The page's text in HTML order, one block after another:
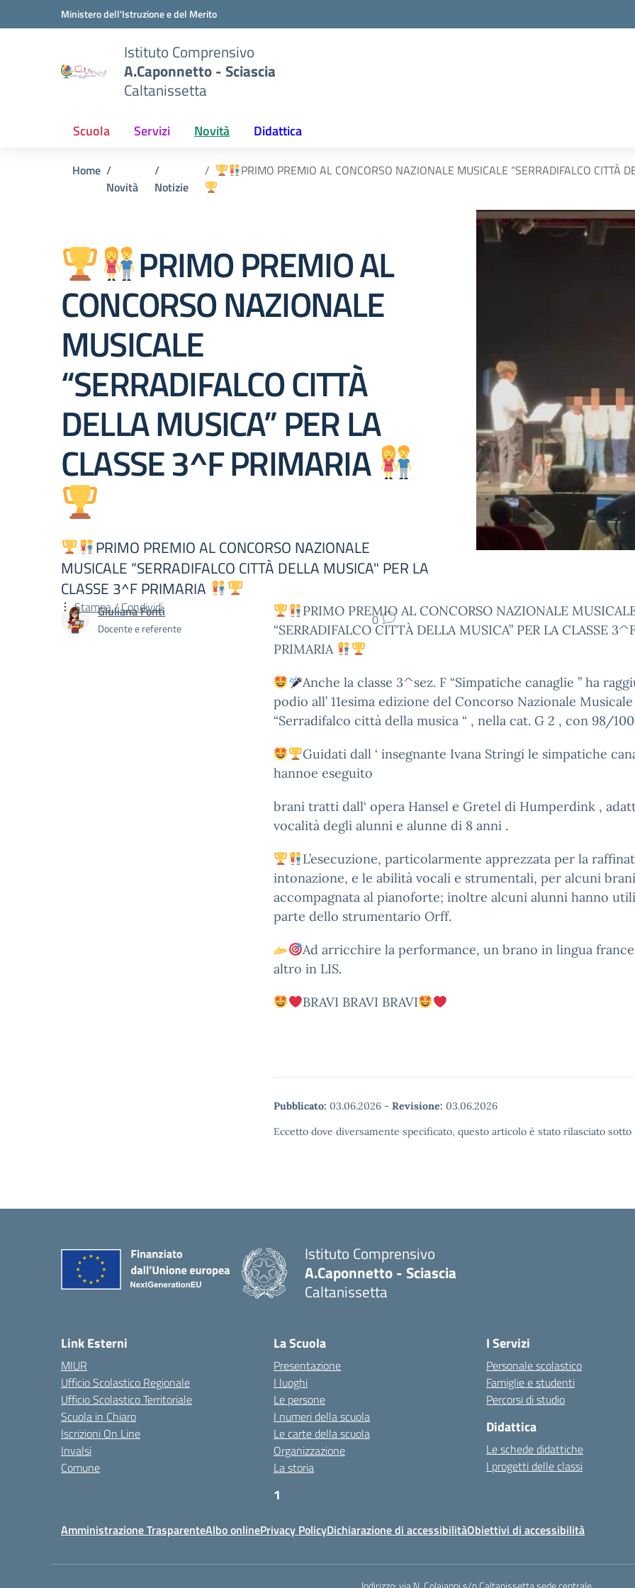
Vai ai contenuti
Vai al menu di navigazioneMinistero dell'Istruzione e del Merito
Istituto Comprensivo
A.Caponnetto - Sciascia
Caltanissetta
Scuola Servizi Novità Didattica
Home
Novità
Notizie
PRIMO PREMIO AL CONCORSO NAZIONALE MUSICALE “SERRADIFALCO CITTÀ
PRIMO PREMIO AL
CONCORSO NAZIONALE
MUSICALE
“SERRADIFALCO CITTÀ
DELLA MUSICA” PER LA
CLASSE 3^F PRIMARIA
PRIMO PREMIO AL CONCORSO NAZIONALE
MUSICALE “SERRADIFALCO CITTÀ DELLA MUSICA" PER LA
CLASSE 3^F PRIMARIA
Giuliana Fonti
Docente e referente 0
PRIMO PREMIO AL CONCORSO NAZIONALE
“SERRADIFALCO CITTÀ DELLA MUSICA” PER LA CLASSE
PRIMARIA
Anche la classe 3^sez. F “Simpatiche canaglie ” ha
podio all’ 11esima edizione del Concorso Nazionale Musicale
“Serradifalco città della musica “ , nella cat. G 2 , con 98/
Guidati dall ‘ insegnante Ivana Stringi le simpatiche
hannoe eseguito
brani tratti dall‘ opera Hansel e Gretel di Humperdink ,
vocalità degli alunni e alunne di 8 anni .
L’esecuzione, particolarmente apprezzata per la
intonazione, e le abilità vocali e strumentali, per alcuni
accompagnata al pianoforte; inoltre alcuni alunni hanno
parte dello strumentario Orff.
Ad arricchire la performance, un brano in lingua
altro in LIS.
BRAVI BRAVI BRAVI
Pubblicato: 03.06.2026 - Revisione: 03.06.2026
Eccetto dove diversamente specificato, questo articolo è stato rilasciato
Stampa / Condividi
Istituto Comprensivo
A.Caponnetto - Sciascia
Caltanissetta
Link Esterni
MIUR
Ufficio Scolastico Regionale
Ufficio Scolastico Territoriale
Scuola in Chiaro
Iscrizioni On Line
Invalsi
Comune
La Scuola
Presentazione
I luoghi
Le persone
I numeri della scuola
Le carte della scuola
Organizzazione
La storia
1
plotly-dashboard/
I Servizi
Personale scolastico
Famiglie e studenti
Percorsi di studio
Didattica
Le schede didattiche
I progetti delle classi
Amministrazione TrasparenteAlbo onlinePrivacy PolicyDichiarazione di accessibilitàObiettivi di accessibilità